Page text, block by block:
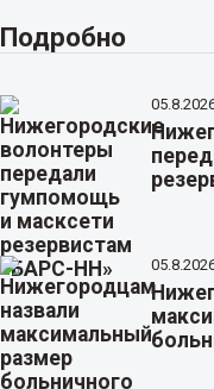
Подробно